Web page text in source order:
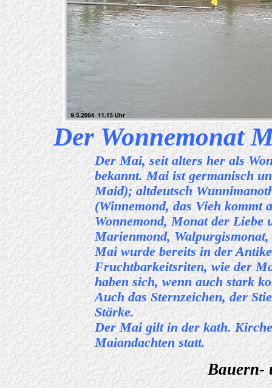
Der Wonnemonat
Der Mai, seit alters her als
bekannt. Mai ist germanisch
Maid); altdeutsch
(Winnemond, das Vieh kommt
Wonnemond, Monat der
Marienmond,
Mai wurde bereits in der
Fruchtbarkeitsriten, wie der
haben sich, wenn auch stark
Auch das Sternzeichen, der
Stärke.
Der Mai gilt in der kath.
Maiandachten statt.
Bauern-